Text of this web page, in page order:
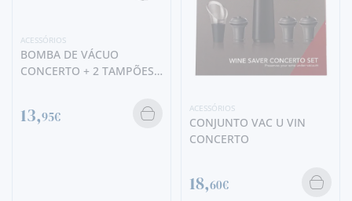
ACESSÓRIOS
BOMBA DE VÁCUO
CONCERTO + 2 TAMPÕES
13,95€
ACESSÓRIOS
CONJUNTO VAC U VIN
CONCERTO
18,60€